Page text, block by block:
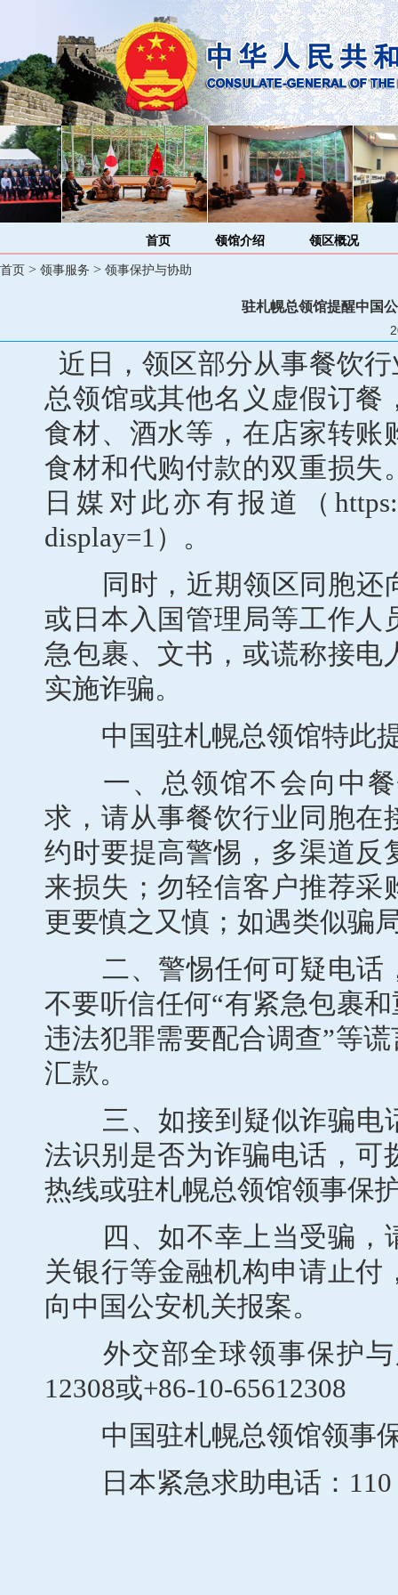
首页 领馆介绍 领区概况
首页 > 领事服务 > 领事保护与协助
驻札幌总领馆提醒中国
近日，领区部分从事餐饮
总领馆或其他名义虚假订餐
食材、酒水等，在店家转账
食材和代购付款的双重损失
日媒对此亦有报道（https://
display=1）。
同时，近期领区同胞还
或日本入国管理局等工作人
急包裹、文书，或谎称接电
实施诈骗。
中国驻札幌总领馆特此
一、总领馆不会向中餐
求，请从事餐饮行业同胞在
约时要提高警惕，多渠道反
来损失；勿轻信客户推荐采
更要慎之又慎；如遇类似骗
二、警惕任何可疑电话
不要听信任何“有紧急包裹
违法犯罪需要配合调查”等
汇款。
三、如接到疑似诈骗电
法识别是否为诈骗电话，可
热线或驻札幌总领馆领事保
四、如不幸上当受骗，
关银行等金融机构申请止
向中国公安机关报案。
外交部全球领事保护与
12308或+86-10-65612308
中国驻札幌总领馆领事保
日本紧急求助电话：110